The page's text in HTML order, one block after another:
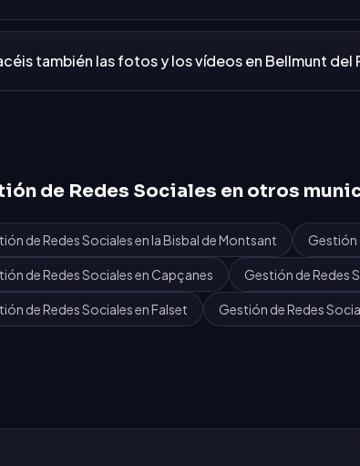
también las fotos y los vídeos en Bellmunt del
de Redes Sociales en otros
de Redes Socialesenla Bisbal de Montsant Gestión
de Redes SocialesenCapçanes Gestión de Redes
de Redes SocialesenFalset Gestión de Redes